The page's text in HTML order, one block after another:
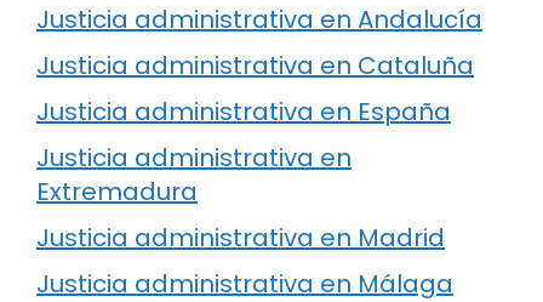
Justicia administrativa en Andalucía
Justicia administrativa en Cataluña
Justicia administrativa en España
Justicia administrativa en
Extremadura
Justicia administrativa en Madrid
Justicia administrativa en Málaga